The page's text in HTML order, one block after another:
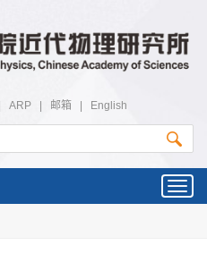
ARP 邮箱 English